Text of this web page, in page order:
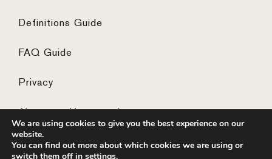
Definitions Guide
FAQ Guide
Privacy
We are using cookies to give you the best experience on our
website.
You can find out more about which cookies we are using or
switch them off in settings.